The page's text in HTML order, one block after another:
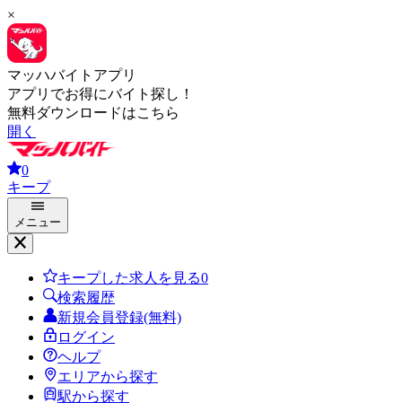
×
マッハバイトアプリ
アプリでお得にバイト探し！
無料ダウンロードはこちら
開く
0
キープ
メニュー
キープした求人を見る0
検索履歴
新規会員登録(無料)
ログイン
ヘルプ
エリアから探す
駅から探す